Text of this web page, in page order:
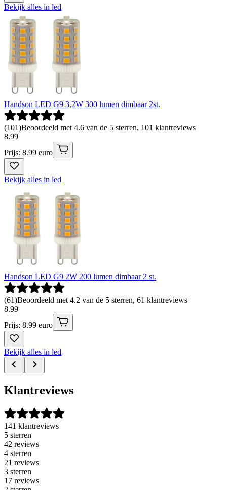
Bekijk alles in led
Handson LED G9 3,2W 300 lumen dimbaar 2st.
(101)Beoordeeld met 4.6 van de 5 sterren, 101 klantreviews
8.99
Prijs: 8.99 euro
Bekijk alles in led
Handson LED G9 2W 200 lumen dimbaar 2 st.
(61)Beoordeeld met 4.2 van de 5 sterren, 61 klantreviews
8.99
Prijs: 8.99 euro
Bekijk alles in led
Klantreviews
141 klantreviews
5 sterren
42 reviews
4 sterren
21 reviews
3 sterren
17 reviews